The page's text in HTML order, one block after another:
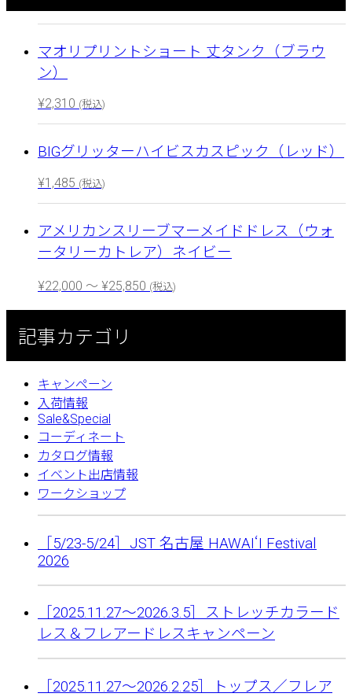
マオリプリントショート 丈タンク（ブラウ
ン）
¥2,310 (税込)
BIGグリッターハイビスカスピック（レッド）
¥1,485 (税込)
アメリカンスリーブマーメイドドレス（ウォ
ータリーカトレア）ネイビー
¥22,000 ～ ¥25,850 (税込)
記事カテゴリ
キャンペーン
入荷情報
Sale&Special
コーディネート
カタログ情報
イベント出店情報
ワークショップ
［5/23-5/24］JST 名古屋 HAWAIʻI Festival
2026
［2025.11.27〜2026.3.5］ストレッチカラード
レス＆フレアードレスキャンペーン
［2025.11.27〜2026.2.25］トップス／フレア